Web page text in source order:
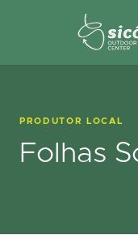
PRODUTOR LOCAL
Folhas